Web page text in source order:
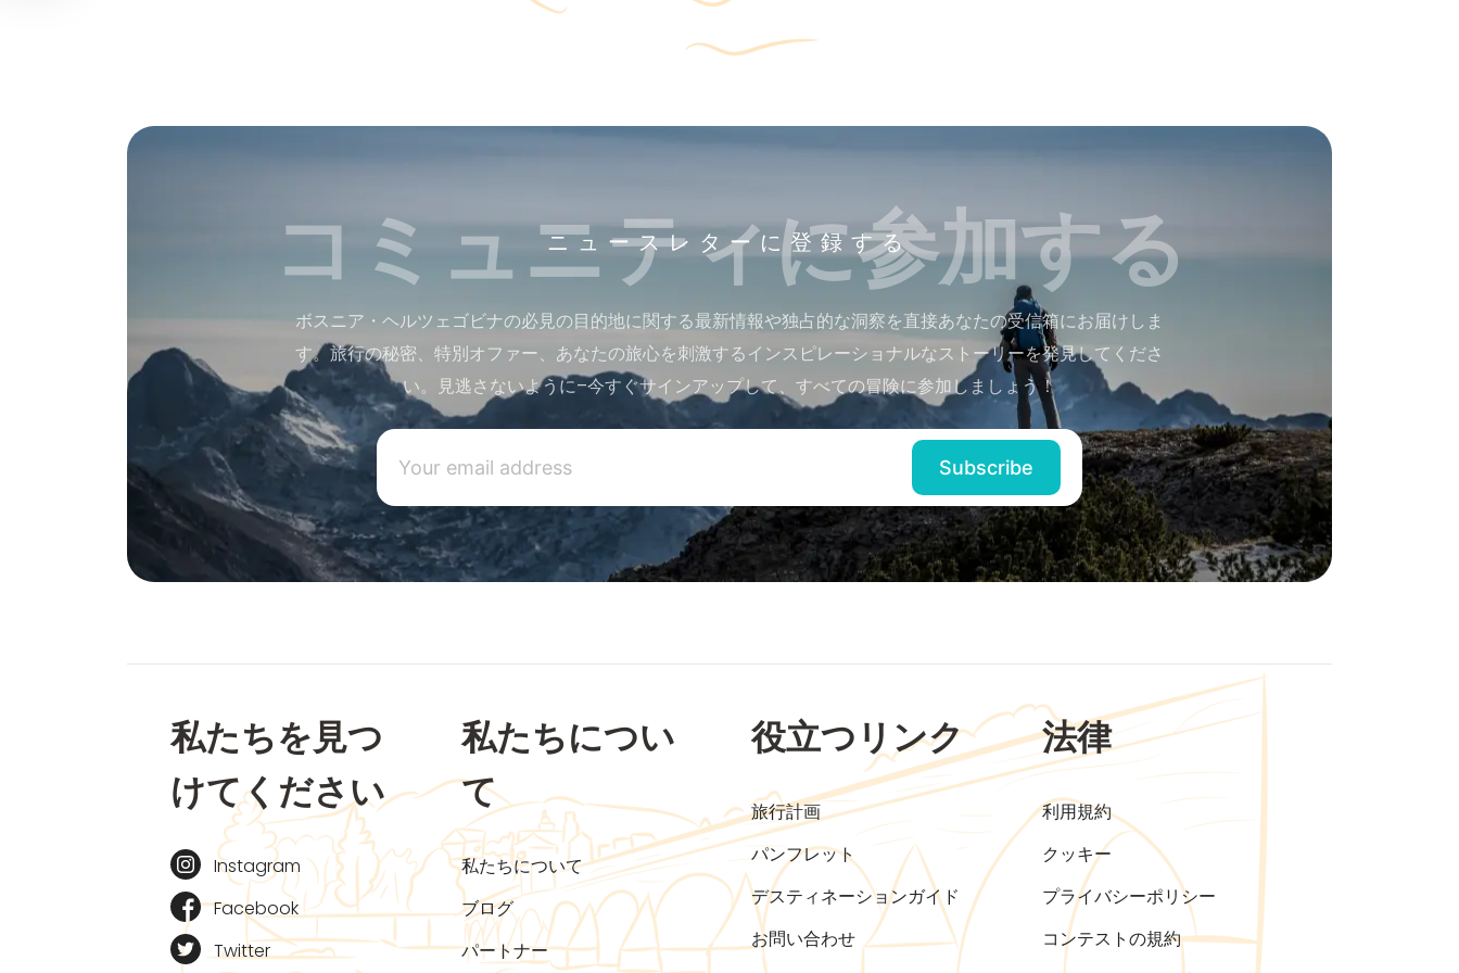
ニュースレターに登録する
コミュニティに参加する
ボスニア・ヘルツェゴビナの必見の目的地に関する最新情報や独占的な洞察を直接あなたの受信箱にお届けしま
す。旅行の秘密、特別オファー、あなたの旅心を刺激するインスピレーショナルなストーリーを発見してくださ
い。見逃さないように–今すぐサインアップして、すべての冒険に参加しましょう！
私たちを見つ
けてください
Instagram
Facebook
Twitter
私たちについ
て
私たちについて
ブログ
パートナー
役立つリンク
旅行計画
パンフレット
デスティネーションガイド
お問い合わせ
法律
利用規約
クッキー
プライバシーポリシー
コンテストの規約